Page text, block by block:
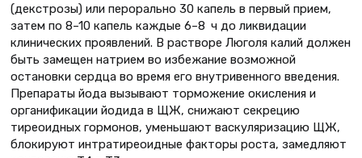
(декстрозы) или перорально 30 капель в первый прием,
затем по 8–10 капель каждые 6–8 ч до ликвидации
клинических проявлений. В растворе Люголя калий должен
быть замещен натрием во избежание возможной
остановки сердца во время его внутривенного введения.
Препараты йода вызывают торможение окисления и
органификации йодида в ЩЖ, снижают секрецию
тиреоидных гормонов, уменьшают васкуляризацию ЩЖ,
блокируют интратиреоидные факторы роста, замедляют